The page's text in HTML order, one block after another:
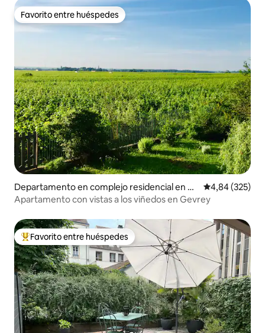
Favorito entre huéspedes
Favorito entre huéspedes
Departamento en complejo residencial en G
evrey-Chambertin
Calificación
4,84 (325)
Apartamento con vistas a los viñedos en Gevrey
Favorito entre los huéspedes más destacados
Favorito entre huéspedes